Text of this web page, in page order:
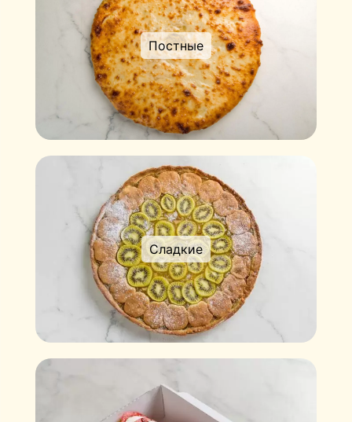
Постные
Сладкие